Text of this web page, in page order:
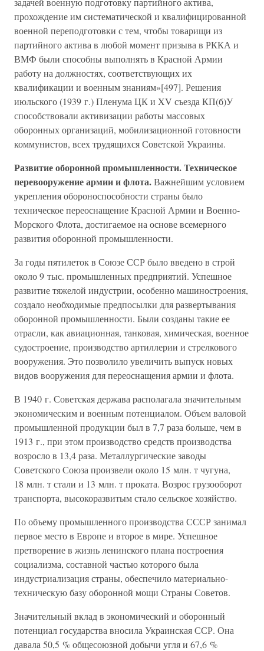
прохождение им систематической и квалифицированной
военной переподготовки с тем, чтобы товарищи из
партийного актива в любой момент призыва в РККА и
ВМФ были способны выполнять в Красной Армии
работу на должностях, соответствующих их
квалификации и военным знаниям»[497]. Решения
июльского (1939 г.) Пленума ЦК и XV съезда КП(б)У
способствовали активизации работы массовых
оборонных организаций, мобилизационной готовности
коммунистов, всех трудящихся Советской Украины.
Развитие оборонной промышленности. Техническое
перевооружение армии и флота.Важнейшим условием
укрепления обороноспособности страны было
техническое переоснащение Красной Армии и Военно-
Морского Флота, достигаемое на основе всемерного
развития оборонной промышленности.
За годы пятилеток в Союзе ССР было введено в строй
около 9 тыс. промышленных предприятий. Успешное
развитие тяжелой индустрии, особенно машиностроения,
создало необходимые предпосылки для развертывания
оборонной промышленности. Были созданы такие ее
отрасли, как авиационная, танковая, химическая, военное
судостроение, производство артиллерии и стрелкового
вооружения. Это позволило увеличить выпуск новых
видов вооружения для переоснащения армии и флота.
В 1940 г. Советская держава располагала значительным
экономическим и военным потенциалом. Объем валовой
промышленной продукции был в 7,7 раза больше, чем в
1913 г., при этом производство средств производства
возросло в 13,4 раза. Металлургические заводы
Советского Союза произвели около 15 млн. т чугуна,
18 млн. т стали и 13 млн. т проката. Возрос грузооборот
транспорта, высокоразвитым стало сельское хозяйство.
По объему промышленного производства СССР занимал
первое место в Европе и второе в мире. Успешное
претворение в жизнь ленинского плана построения
социализма, составной частью которого была
индустриализация страны, обеспечило материально-
техническую базу оборонной мощи Страны Советов.
Значительный вклад в экономический и оборонный
потенциал государства вносила Украинская ССР. Она
давала 50,5 % общесоюзной добычи угля и 67,6 %